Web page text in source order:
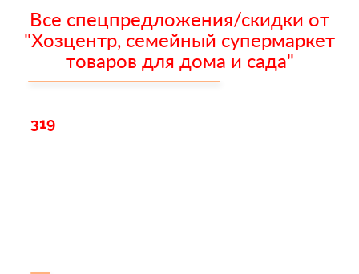
Все спецпредложения/скидки от
"Хозцентр, семейный супермаркет
товаров для дома и сада"
319